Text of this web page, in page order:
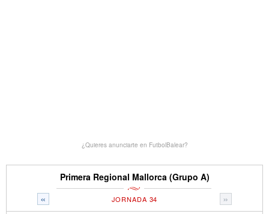
¿Quieres anunciarte en FutbolBalear?
Primera Regional Mallorca (Grupo A)
« »
JORNADA 34